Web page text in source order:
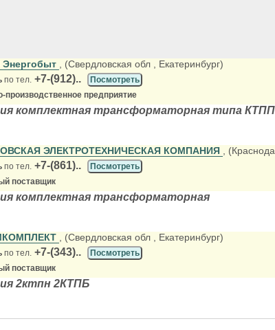
, (Свердловская обл , Екатеринбург)
по тел. +7-(912)..
Посмотреть
производственное предприятие
комплектная трансформаторная типа КТПП
ЭЛЕКТРОТЕХНИЧЕСКАЯ КОМПАНИЯ ,
по тел. +7-(861)..
Посмотреть
поставщик
комплектная трансформаторная
, (Свердловская обл , Екатеринбург)
по тел. +7-(343)..
Посмотреть
поставщик
2ктпн 2КТПБ